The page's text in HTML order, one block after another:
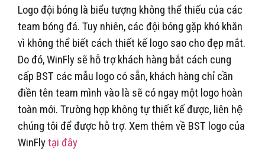
Logo đội bóng là biểu tượng không thể thiếu của các
team bóng đá. Tuy nhiên, các đội bóng gặp khó khăn
vì không thể biết cách thiết kế logo sao cho đẹp mắt.
Do đó, WinFly sẽ hỗ trợ khách hàng bắt cách cung
cấp BST các mẫu logo có sẵn, khách hàng chỉ cần
điền tên team mình vào là sẽ có ngay một logo hoàn
toàn mới. Trường hợp không tự thiết kế được, liên hệ
chúng tôi để được hỗ trợ. Xem thêm về BST logo của
WinFlytại đây